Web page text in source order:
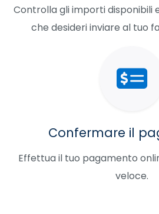
Controlla gli importi disponibili
che desideri inviare al tuo
Confermare il
Effettua il tuo pagamento
veloce.